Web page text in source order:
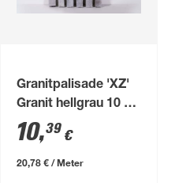
Granitpalisade 'XZ'
Granit hellgrau 10 x
10 x 50 cm
10,39 €
20,78 € / Meter